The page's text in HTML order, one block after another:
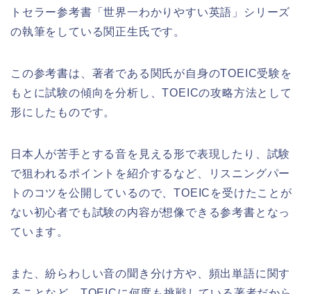
トセラー参考書「世界一わかりやすい英語」シリーズ
の執筆をしている関正生氏です。
この参考書は、著者である関氏が自身のTOEIC受験を
もとに試験の傾向を分析し、TOEICの攻略方法として
形にしたものです。
日本人が苦手とする音を見える形で表現したり、試験
で狙われるポイントを紹介するなど、リスニングパー
トのコツを公開しているので、TOEICを受けたことが
ない初心者でも試験の内容が想像できる参考書となっ
ています。
また、紛らわしい音の聞き分け方や、頻出単語に関す